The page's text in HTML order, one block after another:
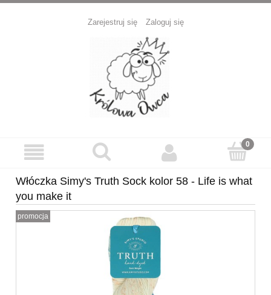
Zarejestruj się Zaloguj się
Włóczka Simy's Truth Sock kolor 58 - Life is what
you make it
promocja